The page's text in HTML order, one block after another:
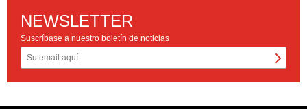
NEWSLETTER
Suscríbase a nuestro boletín de noticias